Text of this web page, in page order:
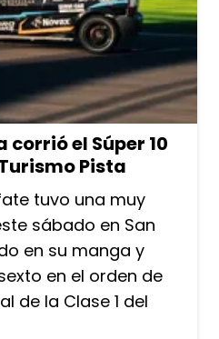
el Súper 10
Pista
tuvo una muy
sábado en San
en su manga y
en el orden de
de la Clase 1 del